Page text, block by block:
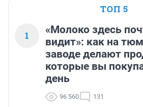
ТОП 5
1
«Молоко здесь
видит»: как на
заводе делают
которые вы
день
96 560 131